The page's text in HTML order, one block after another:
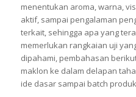
menentukan aroma, warna,
aktif, sampai pengalaman
terkait, sehingga apa yang
memerlukan rangkaian uji
dipahami, pembahasan
maklon ke dalam delapan
ide dasar sampai batch